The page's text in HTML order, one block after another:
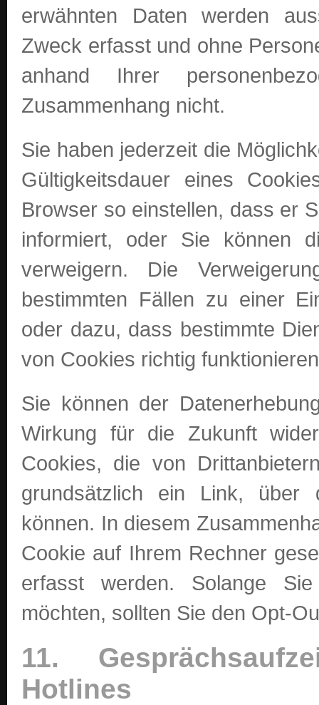
erwähnten Daten werden
Zweck erfasst und ohne
anhand Ihrer
Zusammenhang nicht.
Sie haben jederzeit die
Gültigkeitsdauer eines
Browser so einstellen, dass er
informiert, oder Sie können
verweigern. Die
bestimmten Fällen zu einer
oder dazu, dass bestimmte
von Cookies richtig
Sie können der
Wirkung für die Zukunft
Cookies, die von
grundsätzlich ein Link, über
können. In diesem
Cookie auf Ihrem Rechner
erfasst werden. Solange
möchten, sollten Sie den Opt-
11.
Hotlines